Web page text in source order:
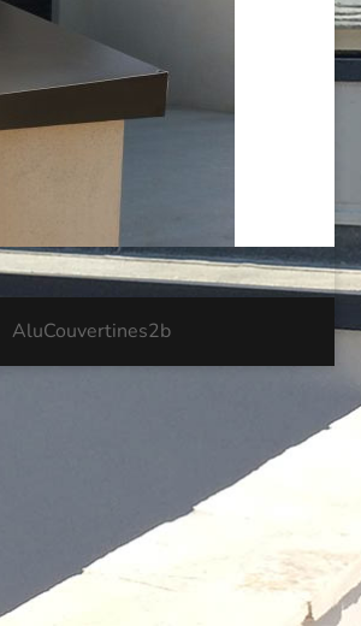
AluCouvertines2b